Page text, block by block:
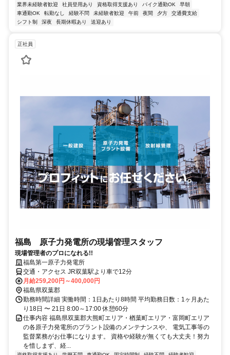
業界未経験者歓迎 社員登用あり 資格取得支援あり バイク通勤OK
早朝
車通勤OK
転勤なし 経験不問 未経験者歓迎 午前 夜間 夕方
交通費支給
シフト制
深夜 長期休暇あり 送迎あり
正社員
福島 原子力発電所の現場管理スタッフ
現場管理者のプロになれる!!
福島第一原子力発電所
交通・アクセス JR双葉駅より車で12分
月給259,200円～400,000円
福島県双葉郡
勤務時間詳細 実働時間：1日あたり8時間 平均勤務日数：1ヶ月あた
り18日 〜 21日 8:00～17:00 休憩60分
仕事内容 福島県双葉郡大熊町エリア・楢葉町エリア・富岡町エリア
の各原子力発電所のプラント設備のメンテナンスや、 電気工事等の
監督業務がお仕事になります。 資格や経験が無くても大丈夫！努力
を惜しまず、経...